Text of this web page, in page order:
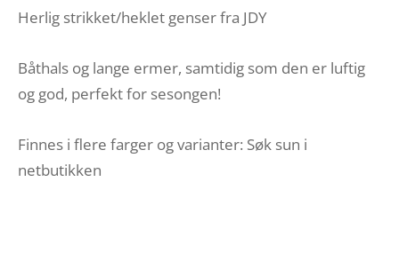
kr 329,95.kr 164,95.
Herlig strikket/heklet genser fra JDY
Båthals og lange ermer, samtidig som den er luftig
og god, perfekt for sesongen!
Finnes i flere farger og varianter: Søk sun i
netbutikken